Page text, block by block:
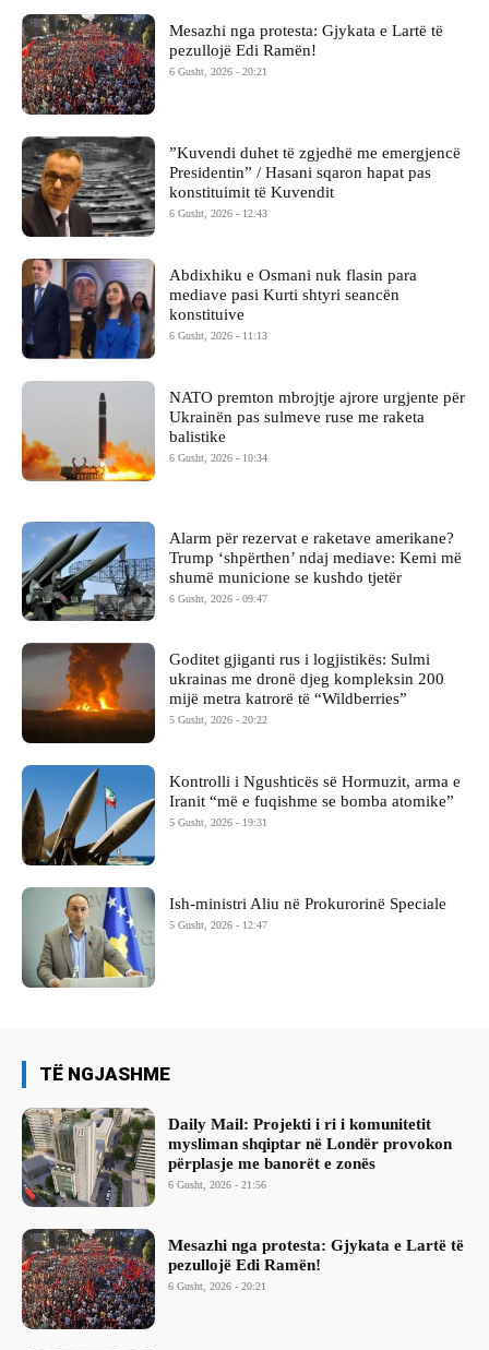
Mesazhi nga protesta: Gjykata e Lartë të
pezullojë Edi Ramën!
6 Gusht, 2026 - 20:21
​”Kuvendi duhet të zgjedhë me emergjencë
Presidentin” / Hasani sqaron hapat pas
konstituimit të Kuvendit
6 Gusht, 2026 - 12:43
Abdixhiku e Osmani nuk flasin para
mediave pasi Kurti shtyri seancën
konstituive
6 Gusht, 2026 - 11:13
NATO premton mbrojtje ajrore urgjente për
Ukrainën pas sulmeve ruse me raketa
balistike
6 Gusht, 2026 - 10:34
Alarm për rezervat e raketave amerikane?
Trump ‘shpërthen’ ndaj mediave: Kemi më
shumë municione se kushdo tjetër
6 Gusht, 2026 - 09:47
Goditet gjiganti rus i logjistikës: Sulmi
ukrainas me dronë djeg kompleksin 200
mijë metra katrorë të “Wildberries”
5 Gusht, 2026 - 20:22
Kontrolli i Ngushticës së Hormuzit, arma e
Iranit “më e fuqishme se bomba atomike”
5 Gusht, 2026 - 19:31
Ish-ministri ​Aliu në Prokurorinë Speciale
5 Gusht, 2026 - 12:47
TË NGJASHME
Daily Mail: Projekti i ri i komunitetit
mysliman shqiptar në Londër provokon
përplasje me banorët e zonës
6 Gusht, 2026 - 21:56
Mesazhi nga protesta: Gjykata e Lartë të
pezullojë Edi Ramën!
6 Gusht, 2026 - 20:21